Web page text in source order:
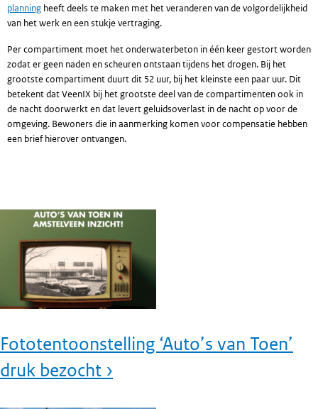
planning heeft deels te maken met het veranderen van de volgordelijkheid
van het werk en een stukje vertraging.
Per compartiment moet het onderwaterbeton in één keer gestort worden
zodat er geen naden en scheuren ontstaan tijdens het drogen. Bij het
grootste compartiment duurt dit 52 uur, bij het kleinste een paar uur. Dit
betekent dat VeenIX bij het grootste deel van de compartimenten ook in
de nacht doorwerkt en dat levert geluidsoverlast in de nacht op voor de
omgeving. Bewoners die in aanmerking komen voor compensatie hebben
een brief hierover ontvangen.
Fototentoonstelling ‘Auto’s van Toen’
druk bezocht ›